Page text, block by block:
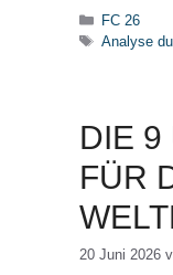
Kategorien
FC 26
Analyse
DIE 9
FÜR
20 Juni 2026